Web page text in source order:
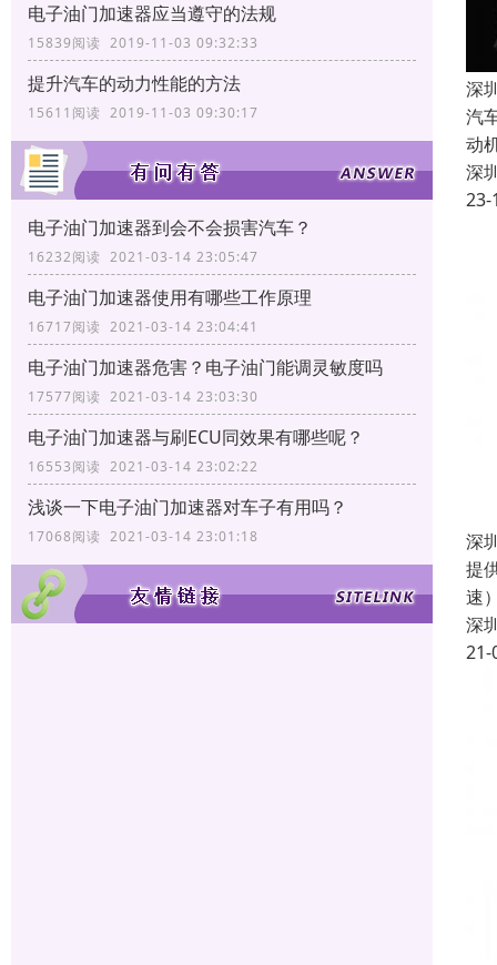
电子油门加速器应当遵守的法规
15839阅读 2019-11-03 09:32:33
提升汽车的动力性能的方法
15611阅读 2019-11-03 09:30:17
电子油门加速器到会不会损害汽车？
16232阅读 2021-03-14 23:05:47
电子油门加速器使用有哪些工作原理
16717阅读 2021-03-14 23:04:41
电子油门加速器危害？电子油门能调灵敏度吗
17577阅读 2021-03-14 23:03:30
电子油门加速器与刷ECU同效果有哪些呢？
16553阅读 2021-03-14 23:02:22
浅谈一下电子油门加速器对车子有用吗？
17068阅读 2021-03-14 23:01:18
深
汽
动
深
23-
深
提
速
深
21-